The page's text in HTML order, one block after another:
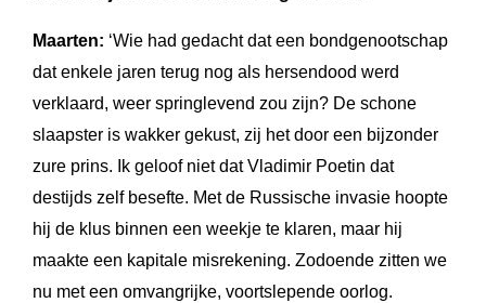
Maarten: ‘Wie had gedacht dat een bondgenootschap
dat enkele jaren terug nog als hersendood werd
verklaard, weer springlevend zou zijn? De schone
slaapster is wakker gekust, zij het door een bijzonder
zure prins. Ik geloof niet dat Vladimir Poetin dat
destijds zelf besefte. Met de Russische invasie hoopte
hij de klus binnen een weekje te klaren, maar hij
maakte een kapitale misrekening. Zodoende zitten we
nu met een omvangrijke, voortslepende oorlog.